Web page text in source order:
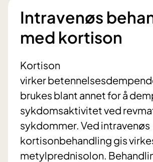
Intravenøs
med kortison
Kortison
virker
brukes blant annet for å
sykdomsaktivitet ved
sykdommer. Ved intravenøs
kortisonbehandling gis
metylprednisolon.